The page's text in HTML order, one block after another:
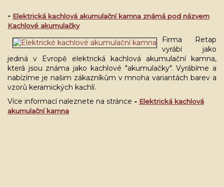
- Elektrická kachlová akumulační kamna známá pod názvem
Kachlové akumulačky
Firma Retap
vyrábí jako
jediná v Evropě elektrická kachlová akumulační kamna,
která jsou známa jako kachlové "akumulačky". Vyrábíme a
nabízíme je našim zákazníkům v mnoha variantách barev a
vzorů keramických kachlí.
Více informací naleznete na stránce - Elektrická kachlová
akumulační kamna